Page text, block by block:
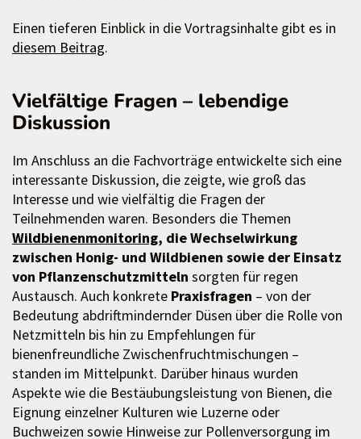
Einen tieferen Einblick in die Vortragsinhalte gibt es in
diesem Beitrag.
Vielfältige Fragen – lebendige
Diskussion
Im Anschluss an die Fachvorträge entwickelte sich eine
interessante Diskussion, die zeigte, wie groß das
Interesse und wie vielfältig die Fragen der
Teilnehmenden waren. Besonders die Themen
Wildbienenmonitoring, die Wechselwirkung
zwischen Honig- und Wildbienen sowie der Einsatz
von Pflanzenschutzmitteln sorgten für regen
Austausch. Auch konkrete Praxisfragen – von der
Bedeutung abdriftmindernder Düsen über die Rolle von
Netzmitteln bis hin zu Empfehlungen für
bienenfreundliche Zwischenfruchtmischungen –
standen im Mittelpunkt. Darüber hinaus wurden
Aspekte wie die Bestäubungsleistung von Bienen, die
Eignung einzelner Kulturen wie Luzerne oder
Buchweizen sowie Hinweise zur Pollenversorgung im